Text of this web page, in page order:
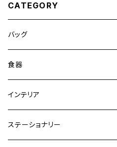
CATEGORY
バッグ
トートバッグ
ショルダーバッグ
ワンハンドルバッグ
食器
大皿
中皿
インテリア
花瓶・フラワーベース
ステーショナリー